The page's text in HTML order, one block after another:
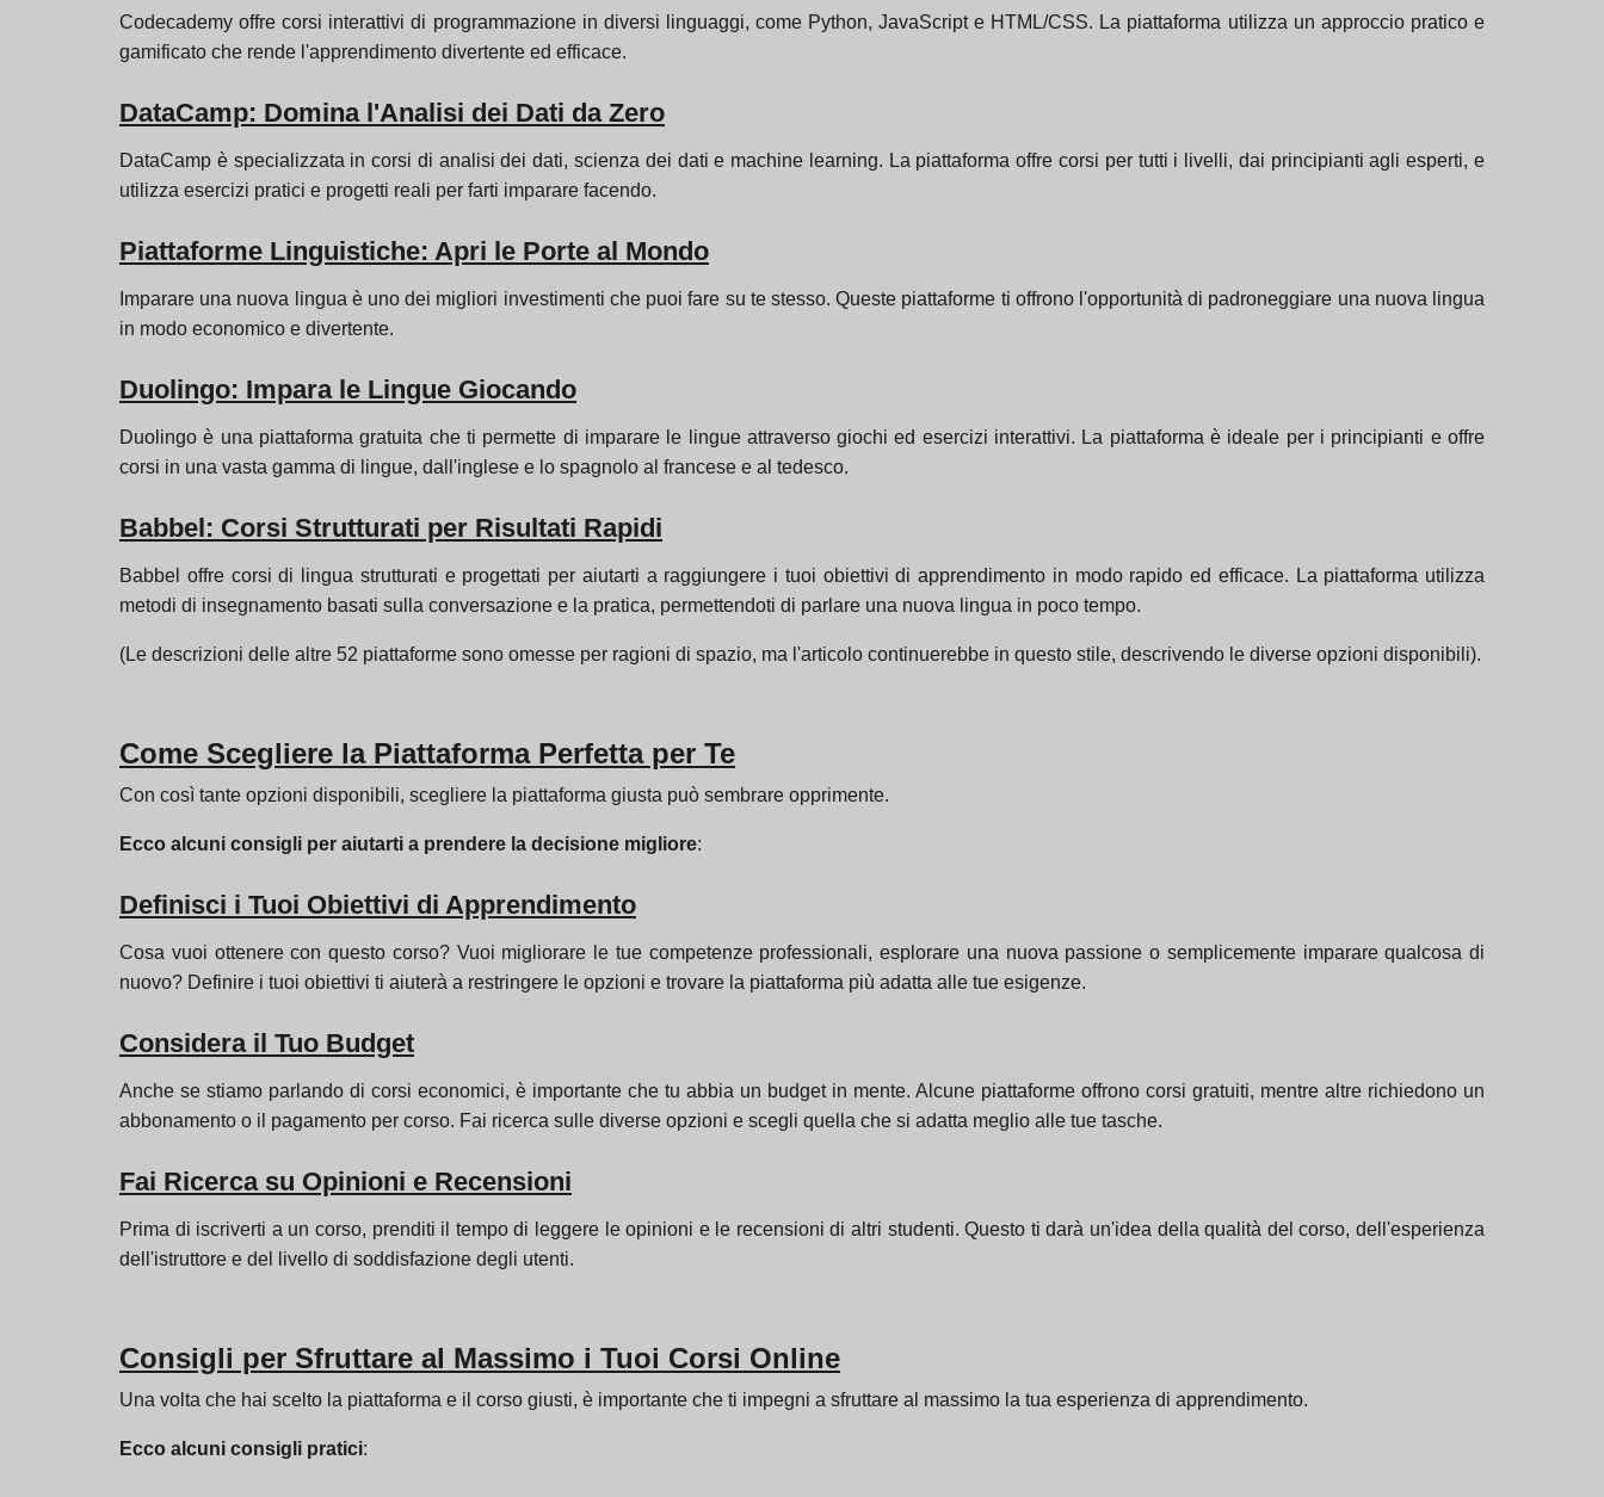
Codecademy offre corsi interattivi di programmazione in diversi linguaggi, come Python, JavaScript e HTML/CSS. La piattaforma utilizza un approccio pratico e
gamificato che rende l'apprendimento divertente ed efficace.
DataCamp: Domina l'Analisi dei Dati da Zero
DataCamp è specializzata in corsi di analisi dei dati, scienza dei dati e machine learning. La piattaforma offre corsi per tutti i livelli, dai principianti agli esperti, e
utilizza esercizi pratici e progetti reali per farti imparare facendo.
Piattaforme Linguistiche: Apri le Porte al Mondo
Imparare una nuova lingua è uno dei migliori investimenti che puoi fare su te stesso. Queste piattaforme ti offrono l'opportunità di padroneggiare una nuova lingua
in modo economico e divertente.
Duolingo: Impara le Lingue Giocando
Duolingo è una piattaforma gratuita che ti permette di imparare le lingue attraverso giochi ed esercizi interattivi. La piattaforma è ideale per i principianti e offre
corsi in una vasta gamma di lingue, dall'inglese e lo spagnolo al francese e al tedesco.
Babbel: Corsi Strutturati per Risultati Rapidi
Babbel offre corsi di lingua strutturati e progettati per aiutarti a raggiungere i tuoi obiettivi di apprendimento in modo rapido ed efficace. La piattaforma utilizza
metodi di insegnamento basati sulla conversazione e la pratica, permettendoti di parlare una nuova lingua in poco tempo.
(Le descrizioni delle altre 52 piattaforme sono omesse per ragioni di spazio, ma l'articolo continuerebbe in questo stile, descrivendo le diverse opzioni disponibili).
Come Scegliere la Piattaforma Perfetta per Te
Con così tante opzioni disponibili, scegliere la piattaforma giusta può sembrare opprimente.
Ecco alcuni consigli per aiutarti a prendere la decisione migliore:
Definisci i Tuoi Obiettivi di Apprendimento
Cosa vuoi ottenere con questo corso? Vuoi migliorare le tue competenze professionali, esplorare una nuova passione o semplicemente imparare qualcosa di
nuovo? Definire i tuoi obiettivi ti aiuterà a restringere le opzioni e trovare la piattaforma più adatta alle tue esigenze.
Considera il Tuo Budget
Anche se stiamo parlando di corsi economici, è importante che tu abbia un budget in mente. Alcune piattaforme offrono corsi gratuiti, mentre altre richiedono un
abbonamento o il pagamento per corso. Fai ricerca sulle diverse opzioni e scegli quella che si adatta meglio alle tue tasche.
Fai Ricerca su Opinioni e Recensioni
Prima di iscriverti a un corso, prenditi il tempo di leggere le opinioni e le recensioni di altri studenti. Questo ti darà un'idea della qualità del corso, dell'esperienza
dell'istruttore e del livello di soddisfazione degli utenti.
Consigli per Sfruttare al Massimo i Tuoi Corsi Online
Una volta che hai scelto la piattaforma e il corso giusti, è importante che ti impegni a sfruttare al massimo la tua esperienza di apprendimento.
Ecco alcuni consigli pratici: